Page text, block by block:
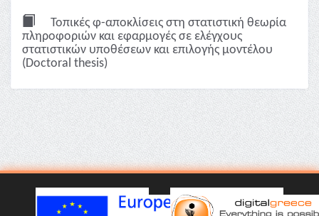
Τοπικές φ-αποκλίσεις στη στατιστική θεωρία
πληροφοριών και εφαρμογές σε ελέγχους
στατιστικών υποθέσεων και επιλογής μοντέλου
(Doctoral thesis)